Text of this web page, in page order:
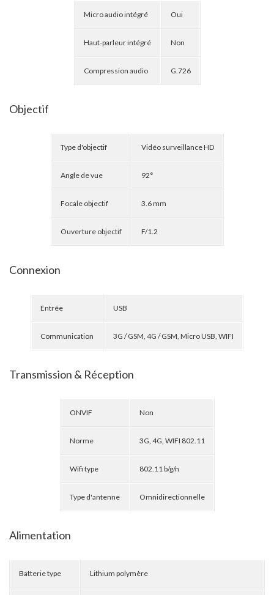
Micro audio intégré Oui
Haut-parleur intégré Non
Compression audio G.726
Objectif
Type d'objectif Vidéo surveillance HD
Angle de vue 92°
Focale objectif 3.6 mm
Ouverture objectif F/1.2
Connexion
Entrée USB
Communication 3G / GSM, 4G / GSM, Micro USB, WIFI
Transmission & Réception
ONVIF Non
Norme 3G, 4G, WIFI 802.11
Wifi type 802.11 b/g/n
Type d'antenne Omnidirectionnelle
Alimentation
Batterie type Lithium polymère